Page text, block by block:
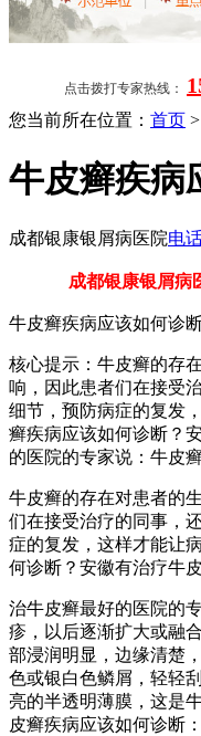
点击拨打专家热线：
您当前所在位置： 首页 >
牛皮癣疾病
成都银康银屑病医院电
成都银康银屑病
牛皮癣疾病应该如何诊
核心提示：牛皮癣的存
响，因此患者们在接受
细节，预防病症的复发
癣疾病应该如何诊断？
的医院的专家说：牛皮
牛皮癣的存在对患者的
们在接受治疗的同事，
症的复发，这样才能让
何诊断？安徽有治疗牛
治牛皮癣最好的医院的
疹，以后逐渐扩大或融
部浸润明显，边缘清楚
色或银白色鳞屑，轻轻
亮的半透明薄膜，这是
皮癣疾病应该如何诊断